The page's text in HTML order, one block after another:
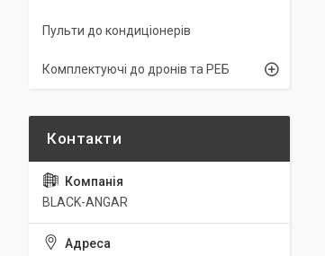
Пульти до кондиціонерів
Комплектуючі до дронів та РЕБ
BLACK-ANGAR